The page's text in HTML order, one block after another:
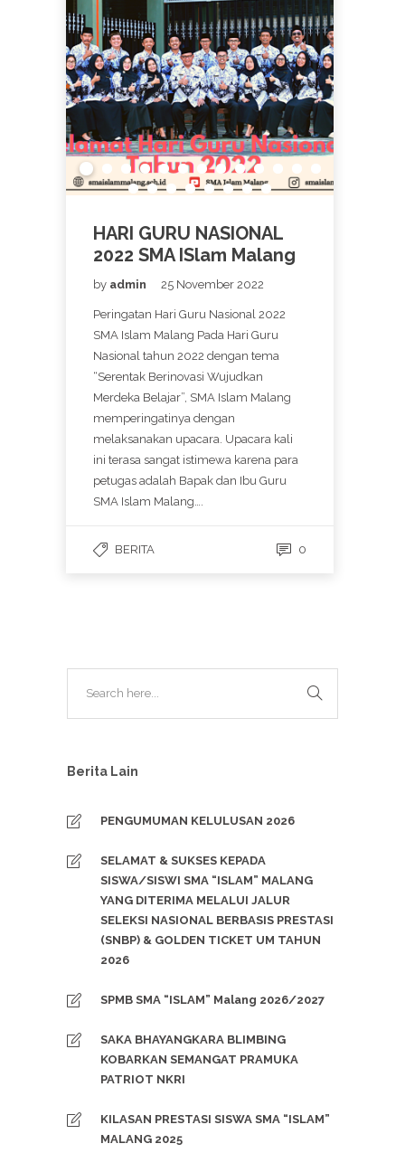
HARI GURU NASIONAL
2022 SMA ISlam Malang
by admin 25 November 2022
Peringatan Hari Guru Nasional 2022
SMA Islam Malang Pada Hari Guru
Nasional tahun 2022 dengan tema
“Serentak Berinovasi Wujudkan
Merdeka Belajar”, SMA Islam Malang
memperingatinya dengan
melaksanakan upacara. Upacara kali
ini terasa sangat istimewa karena para
petugas adalah Bapak dan Ibu Guru
SMA Islam Malang….
BERITA 0
Berita Lain
PENGUMUMAN KELULUSAN 2026
SELAMAT & SUKSES KEPADA
SISWA/SISWI SMA “ISLAM” MALANG
YANG DITERIMA MELALUI JALUR
SELEKSI NASIONAL BERBASIS PRESTASI
(SNBP) & GOLDEN TICKET UM TAHUN
2026
SPMB SMA “ISLAM” Malang 2026/2027
SAKA BHAYANGKARA BLIMBING
KOBARKAN SEMANGAT PRAMUKA
PATRIOT NKRI
KILASAN PRESTASI SISWA SMA “ISLAM”
MALANG 2025